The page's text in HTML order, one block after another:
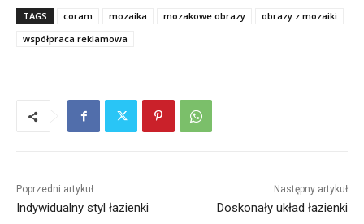
TAGS coram mozaika mozakowe obrazy
obrazy z mozaiki
współpraca reklamowa
Poprzedni artykuł
Indywidualny styl łazienki
Następny artykuł
Doskonały układ łazienki